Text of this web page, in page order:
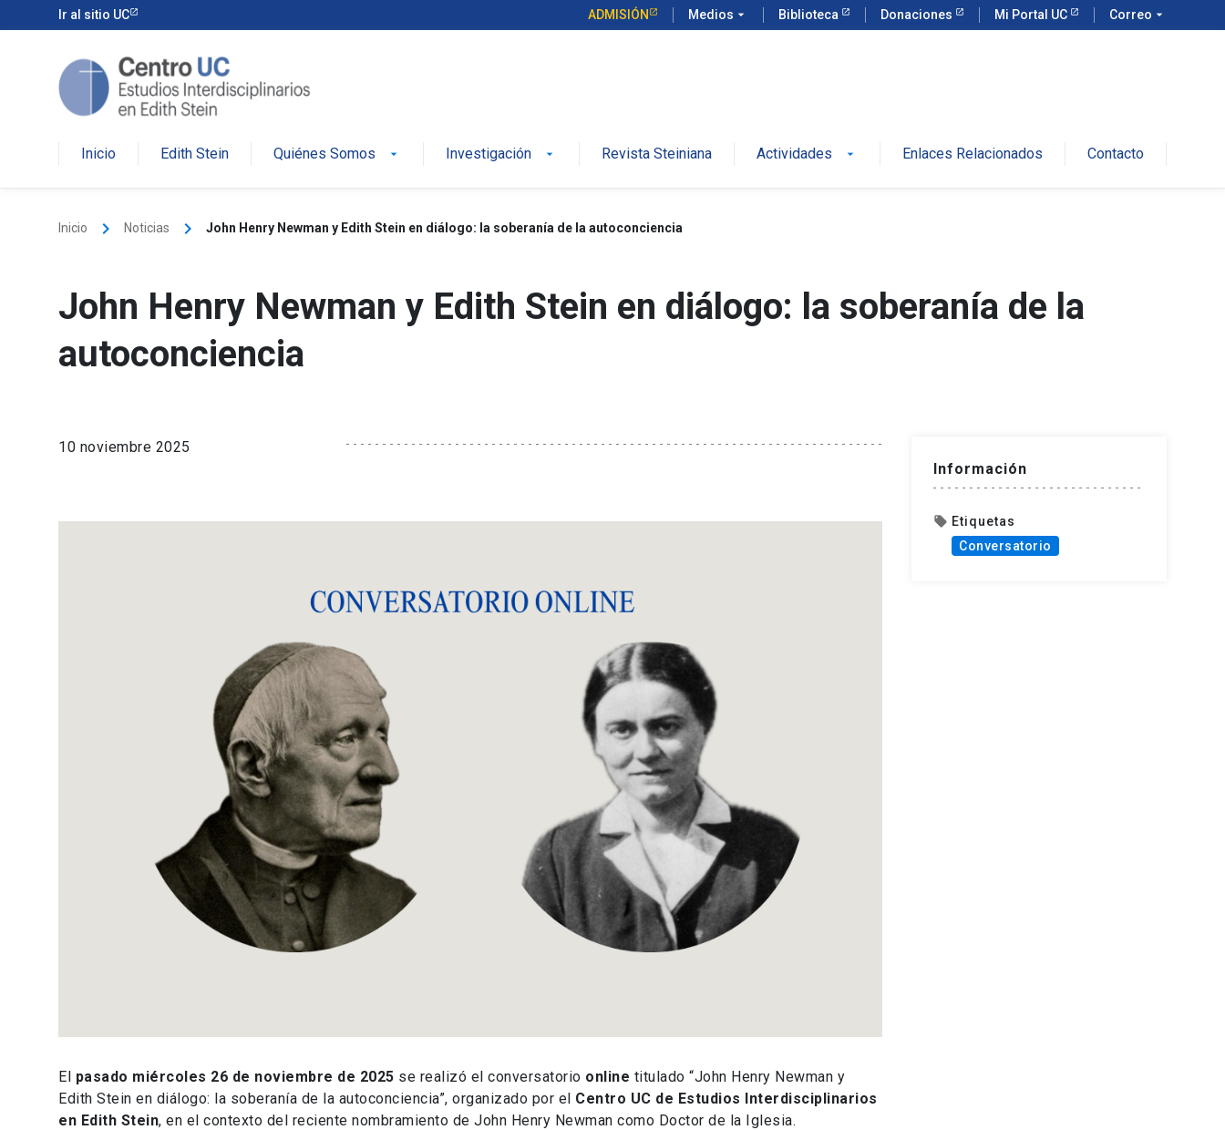
to
Ir al sitio UC ADMISIÓN Medios arrow_drop_down Biblioteca Donaciones Mi Portal UC Correo arrow_drop_down
Inicio Edith Stein Quiénes Somos arrow_drop_down Investigación arrow_drop_down Revista Steiniana Actividades arrow_drop_down Enlaces Relacionados Contacto
Inicio keyboard_arrow_right Noticias keyboard_arrow_right John Henry Newman y Edith Stein en diálogo: la soberanía de la autoconciencia
John Henry Newman y Edith Stein en diálogo: la soberanía de la
autoconciencia
10 noviembre 2025
El pasado miércoles 26 de noviembre de 2025 se realizó el conversatorio online titulado “John Henry Newman y
Edith Stein en diálogo: la soberanía de la autoconciencia”, organizado por el Centro UC de Estudios Interdisciplinarios
en Edith Stein, en el contexto del reciente nombramiento de John Henry Newman como Doctor de la Iglesia.
Información
local_offer Etiquetas
Conversatorio